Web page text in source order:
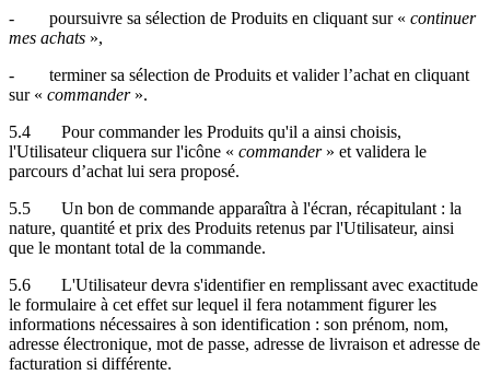
- poursuivre sa sélection de Produits en cliquant sur « continuer
mes achats »,
- terminer sa sélection de Produits et valider l’achat en cliquant
sur « commander».
5.4 Pour commander les Produits qu'il a ainsi choisis,
l'Utilisateur cliquera sur l'icône « commander» et validera le
parcours d’achat lui sera proposé.
5.5 Un bon de commande apparaîtra à l'écran, récapitulant : la
nature, quantité et prix des Produits retenus par l'Utilisateur, ainsi
que le montant total de la commande.
5.6 L'Utilisateur devra s'identifier en remplissant avec exactitude
le formulaire à cet effet sur lequel il fera notamment figurer les
informations nécessaires à son identification : son prénom, nom,
adresse électronique, mot de passe, adresse de livraison et adresse de
facturation si différente.